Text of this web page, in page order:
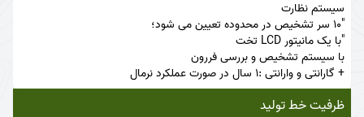
سیستم نظارت
"10 سر تشخیص در محدوده تعیین می شود؛
"با یک مانیتور LCD تخت
با سیستم تشخیص و بررسی فررون
+ گارانتی و وارانتی :1 سال در صورت عملکرد نرمال
ظرفیت خط تولید